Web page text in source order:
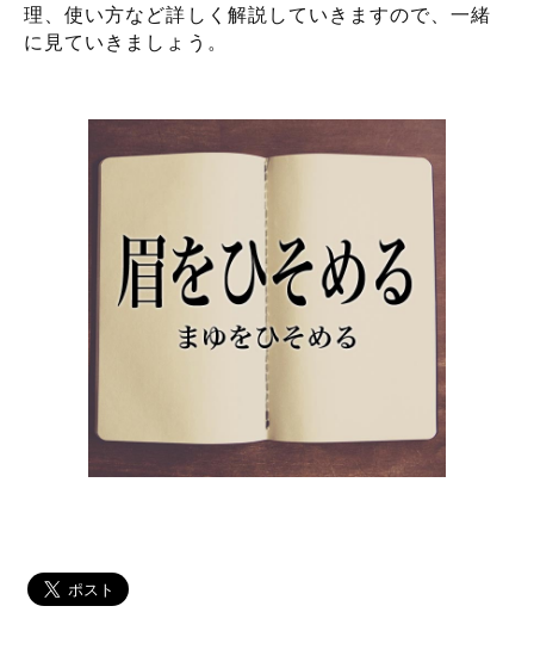
理、使い方など詳しく解説していきますので、一緒
に見ていきましょう。